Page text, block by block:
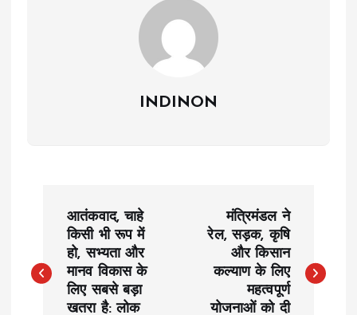
INDINON
s
आतंकवाद, चाहे
किसी भी रूप में
हो, सभ्यता और
मानव विकास के
लिए सबसे बड़ा
खतरा है: लोक
मंत्रिमंडल ने
रेल, सड़क, कृषि
और किसान
कल्याण के लिए
महत्वपूर्ण
योजनाओं को दी